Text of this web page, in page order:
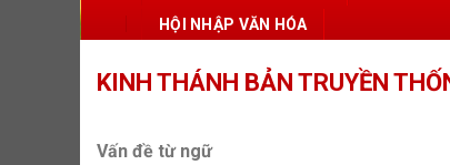
HỘI NHẬP VĂN HÓA
KINH THÁNH BẢN TRUYỀN
Vấn đề từ ngữ